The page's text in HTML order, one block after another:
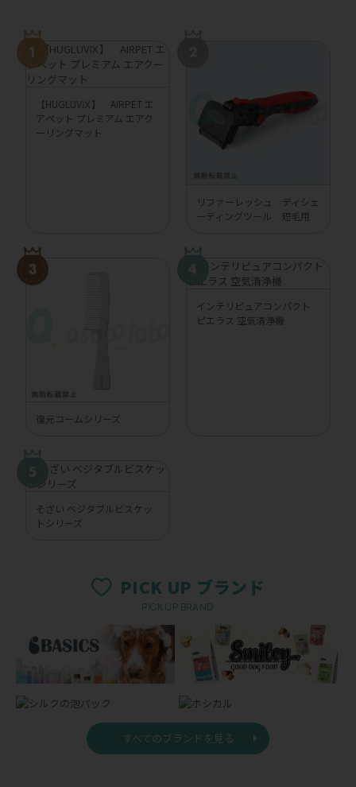
【HUGLUVⅨ】 AIRPET エ
アペット プレミアム エアク
ーリングマット
リファーレッシュ ディシェ
ーディングツール 短毛用
復元コームシリーズ
インテリピュアコンパクト
ピエラス 空気清浄機
そざい ベジタブルビスケッ
トシリーズ
PICK UP ブランド
PICK UP BRAND
すべてのブランドを見る